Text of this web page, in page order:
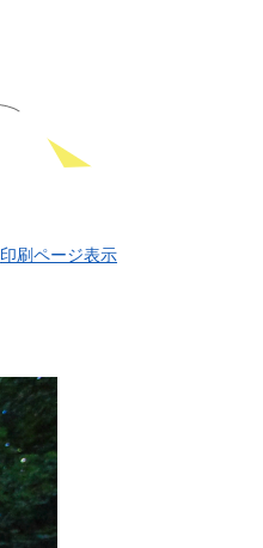
印刷ページ表示